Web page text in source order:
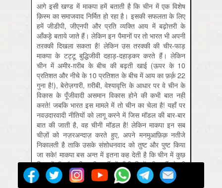
आगे इसी खण्ड में माकपा हमें बताती है कि चीन में एक विशेष
क़िस्म का समाजवाद निर्मित हो रहा है। इसकी सफलता के लिए
हमें जीडीपी, जीएनपी और प्रति व्यक्ति आय में बढ़ोत्तरी के
आँकड़े बताये जाते हैं। लेकिन इन पैमानों पर तो भारत भी अपनी
तरक्की दिखला सकता है! लेकिन उस तरक्की की चीर-फाड़
माकपा के टट्टू बुद्धिजीवी दहाड़-दहाड़कर करते हैं। लेकिन
चीन में अमीर-ग़रीब के बीच की बढ़ती खाई (ऊपर के 10
प्रतिशत और नीचे के 10 प्रतिशत के बीच में आय का फ़र्क़ 22
गुना है!), बेरोज़गारी, ग़रीबी, वेश्यावृत्ति के आधार पर वे चीन के
विकास के पूँजीवादी असमान विकास होने की कभी बात नहीं
करते! जबकि भारत इस मामले में तो चीन का चेला है! यहाँ पर
नवउदारवादी नीतियों को लागू करने में जिस मॉडल की बार-बार
बात की जाती है, वह चीनी मॉडल है! लेकिन माकपा इन सब
चीज़ों को नज़रअन्दाज़ करते हुए, अपने मनमुआफ़िक़ नतीजे
निकालती है ताकि उसके संशोधनवाद को तुष्ट और पुष्ट किया
जा सके! माकपा बस अन्त में इतना कह देती है कि चीन में कुछ
दिक्क़तें हैं और चीन की पार्टी में पूँजीपतियों की भर्ती से भी
दिक्क़तें बढ़ रही हैं। लेकिन माकपा का चीन के संशोधनवादी
गुरुओं पर पूरा भरोसा है और उसका मानना है कि चीन की पार्टी